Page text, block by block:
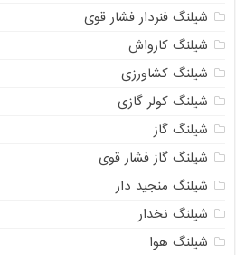
شیلنگ فنردار فشار قوی
شیلنگ کارواش
شیلنگ کشاورزی
شیلنگ کولر گازی
شیلنگ گاز
شیلنگ گاز فشار قوی
شیلنگ منجید دار
شیلنگ نخدار
شیلنگ هوا